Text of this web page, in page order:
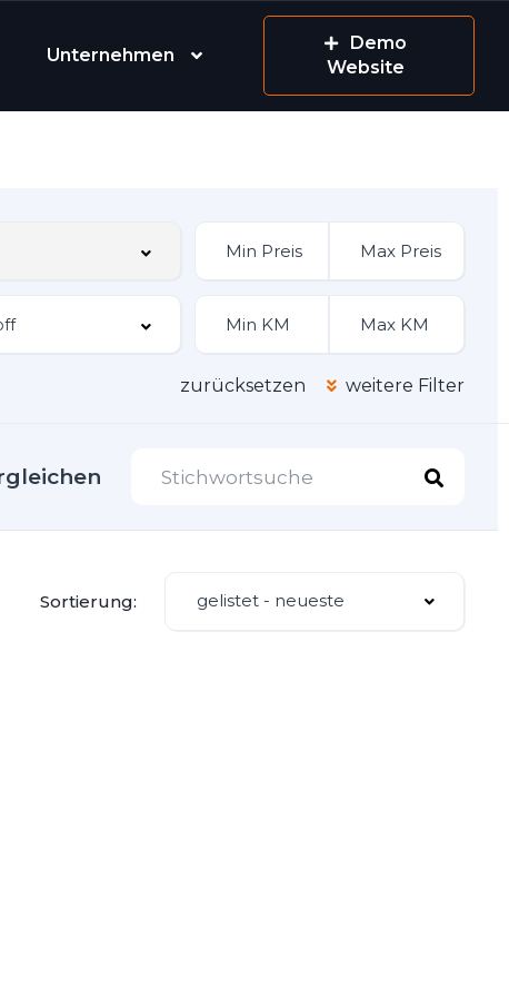
Unternehmen
Demo
Website
zurücksetzen weitere Filter
Sortierung: gelistet - neueste